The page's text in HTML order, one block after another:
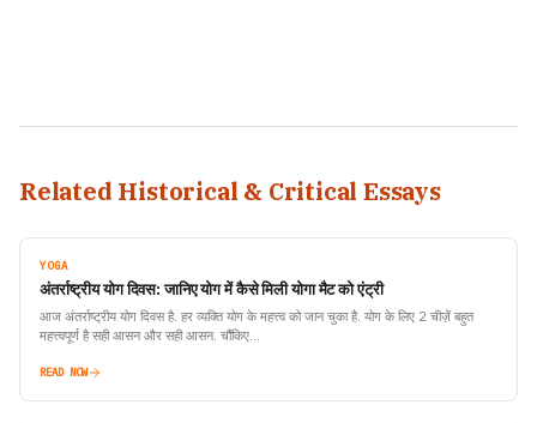
Related Historical & Critical Essays
YOGA
अंतर्राष्ट्रीय योग दिवस: जानिए योग में कैसे मिली योगा मैट को एंट्री
आज अंतर्राष्ट्रीय योग दिवस है. हर व्यक्ति योग के महत्त्व को जान चुका है. योग के लिए 2 चीज़ें बहुत
महत्त्वपूर्ण है सही आसन और सही आसन. चौंकिए…
READ NOW